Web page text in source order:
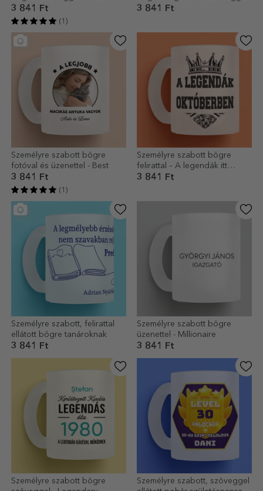
3 841 Ft
(1)
- Tavaszi virágok
3 841 Ft
Személyre szabott bögre
fotóval és üzenettel - Best
3 841 Ft
(1)
Személyre szabott bögre
felirattal – A legendák itt
születnek...
3 841 Ft
Személyre szabott, felirattal
ellátott bögre tanároknak
3 841 Ft
Személyre szabott bögre
üzenettel - Millionaire
3 841 Ft
Személyre szabott bögre
Személyre szabott, szöveggel